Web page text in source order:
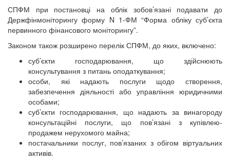
СПФМ при постановці на облік зобов’язані подавати до
Держфінмоніторингу форму N 1-ФМ “Форма обліку суб’єкта
первинного фінансового моніторингу”.
Законом також розширено перелік СПФМ, до яких, включено:
суб’єкти господарювання, що здійснюють
консультування з питань оподаткування;
особи, які надають послуги щодо створення,
забезпечення діяльності або управління юридичними
особами;
суб’єкти господарювання, що надають за винагороду
консультаційні послуги, що пов’язані з купівлею-
продажем нерухомого майна;
постачальники послуг, пов’язаних з обігом віртуальних
активів.